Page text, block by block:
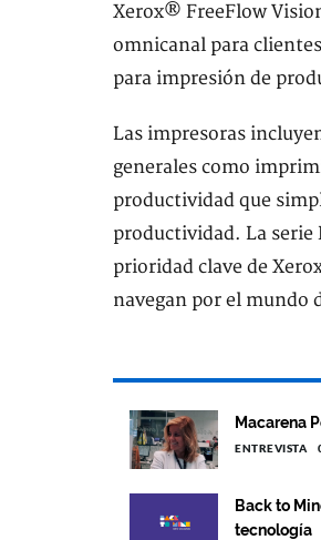
Xerox® FreeFlow
omnicanal para
para impresión de
Las impresoras
generales como
productividad que
productividad. La serie
prioridad clave de
navegan por el mundo
Macarena
ENTREVISTA
Back to
tecnología